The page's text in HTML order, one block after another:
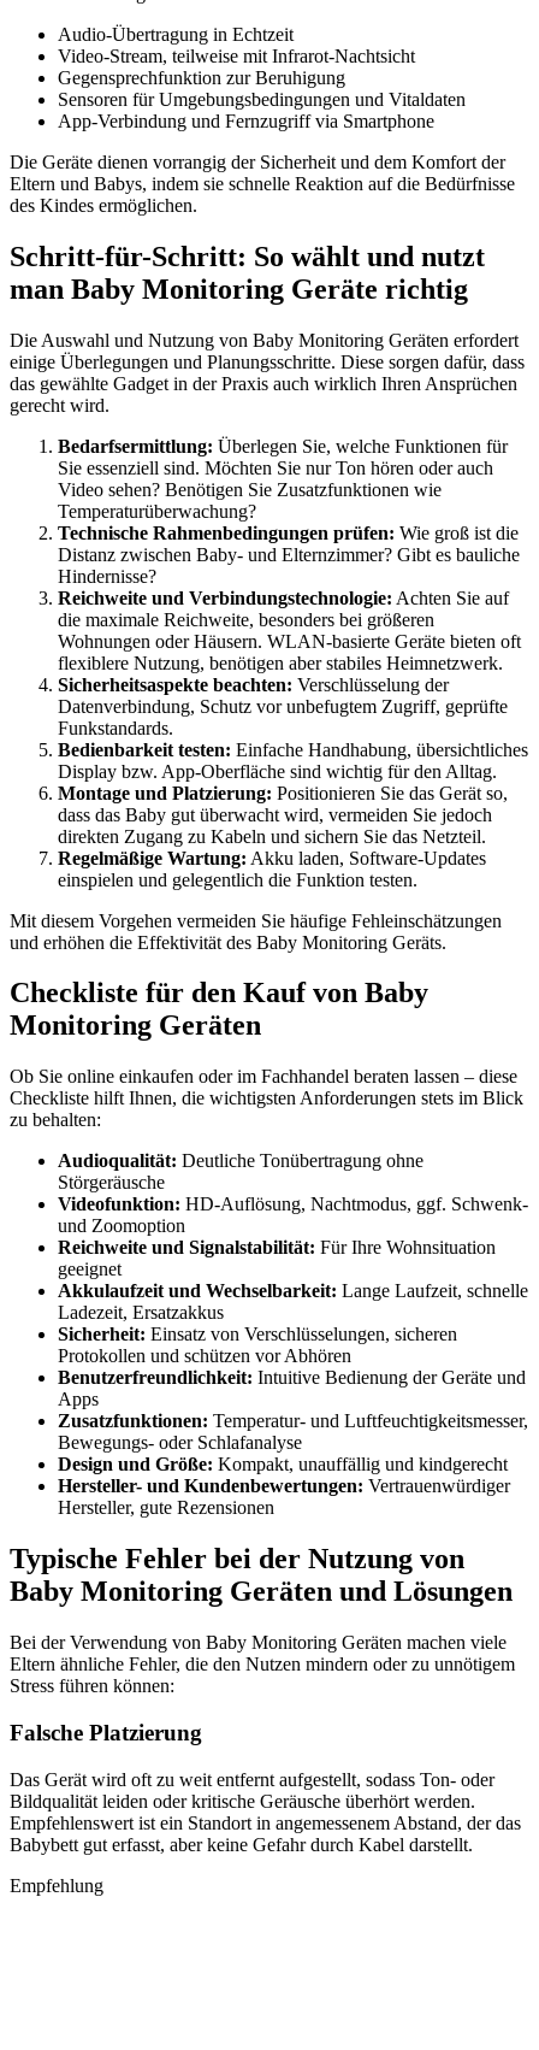
Audio-Übertragung in Echtzeit
Video-Stream, teilweise mit Infrarot-Nachtsicht
Gegensprechfunktion zur Beruhigung
Sensoren für Umgebungsbedingungen und Vitaldaten
App-Verbindung und Fernzugriff via Smartphone
Die Geräte dienen vorrangig der Sicherheit und dem Komfort der
Eltern und Babys, indem sie schnelle Reaktion auf die Bedürfnisse
des Kindes ermöglichen.
Schritt-für-Schritt: So wählt und nutzt
man Baby Monitoring Geräte richtig
Die Auswahl und Nutzung von Baby Monitoring Geräten erfordert
einige Überlegungen und Planungsschritte. Diese sorgen dafür, dass
das gewählte Gadget in der Praxis auch wirklich Ihren Ansprüchen
gerecht wird.
Bedarfsermittlung: Überlegen Sie, welche Funktionen für
Sie essenziell sind. Möchten Sie nur Ton hören oder auch
Video sehen? Benötigen Sie Zusatzfunktionen wie
Temperaturüberwachung?
Technische Rahmenbedingungen prüfen: Wie groß ist die
Distanz zwischen Baby- und Elternzimmer? Gibt es bauliche
Hindernisse?
Reichweite und Verbindungstechnologie: Achten Sie auf
die maximale Reichweite, besonders bei größeren
Wohnungen oder Häusern. WLAN-basierte Geräte bieten oft
flexiblere Nutzung, benötigen aber stabiles Heimnetzwerk.
Sicherheitsaspekte beachten: Verschlüsselung der
Datenverbindung, Schutz vor unbefugtem Zugriff, geprüfte
Funkstandards.
Bedienbarkeit testen: Einfache Handhabung, übersichtliches
Display bzw. App-Oberfläche sind wichtig für den Alltag.
Montage und Platzierung: Positionieren Sie das Gerät so,
dass das Baby gut überwacht wird, vermeiden Sie jedoch
direkten Zugang zu Kabeln und sichern Sie das Netzteil.
Regelmäßige Wartung: Akku laden, Software-Updates
einspielen und gelegentlich die Funktion testen.
Mit diesem Vorgehen vermeiden Sie häufige Fehleinschätzungen
und erhöhen die Effektivität des Baby Monitoring Geräts.
Checkliste für den Kauf von Baby
Monitoring Geräten
Ob Sie online einkaufen oder im Fachhandel beraten lassen – diese
Checkliste hilft Ihnen, die wichtigsten Anforderungen stets im Blick
zu behalten:
Audioqualität: Deutliche Tonübertragung ohne
Störgeräusche
Videofunktion: HD-Auflösung, Nachtmodus, ggf. Schwenk-
und Zoomoption
Reichweite und Signalstabilität: Für Ihre Wohnsituation
geeignet
Akkulaufzeit und Wechselbarkeit: Lange Laufzeit, schnelle
Ladezeit, Ersatzakkus
Sicherheit: Einsatz von Verschlüsselungen, sicheren
Protokollen und schützen vor Abhören
Benutzerfreundlichkeit: Intuitive Bedienung der Geräte und
Apps
Zusatzfunktionen: Temperatur- und Luftfeuchtigkeitsmesser,
Bewegungs- oder Schlafanalyse
Design und Größe: Kompakt, unauffällig und kindgerecht
Hersteller- und Kundenbewertungen: Vertrauenwürdiger
Hersteller, gute Rezensionen
Typische Fehler bei der Nutzung von
Baby Monitoring Geräten und Lösungen
Bei der Verwendung von Baby Monitoring Geräten machen viele
Eltern ähnliche Fehler, die den Nutzen mindern oder zu unnötigem
Stress führen können:
Falsche Platzierung
Das Gerät wird oft zu weit entfernt aufgestellt, sodass Ton- oder
Bildqualität leiden oder kritische Geräusche überhört werden.
Empfehlenswert ist ein Standort in angemessenem Abstand, der das
Babybett gut erfasst, aber keine Gefahr durch Kabel darstellt.
Empfehlung